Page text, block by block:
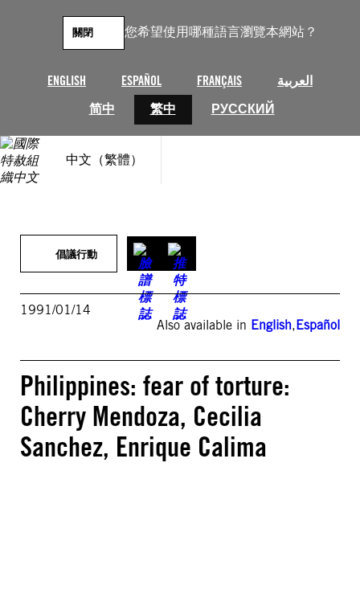
您希望使用哪種語言瀏覽本網站？
ENGLISH ESPAÑOL FRANÇAIS
العربية
简中
繁中 РУССКИЙ
關閉
中文（繁體）
倡議行動
1991/01/14
Also available in English,Español
Philippines: fear of torture:
Cherry Mendoza, Cecilia
Sanchez, Enrique Calima